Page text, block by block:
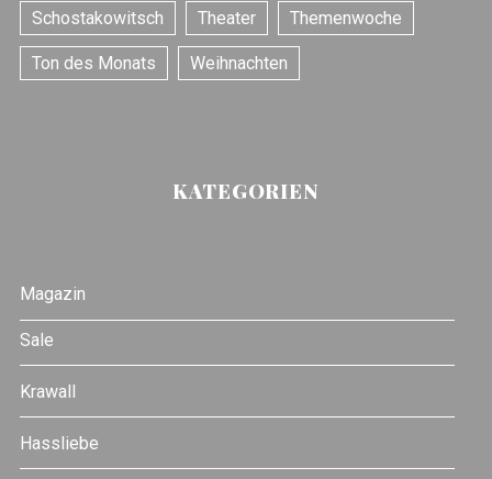
Schostakowitsch Theater Themenwoche
Ton des Monats Weihnachten
KATEGORIEN
Magazin
Sale
Krawall
Hassliebe
: